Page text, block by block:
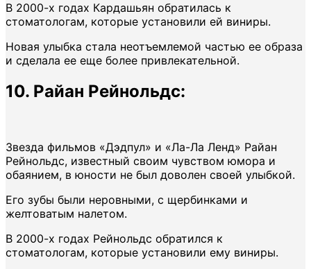
В 2000-х годах Кардашьян обратилась к
стоматологам, которые установили ей виниры.
Новая улыбка стала неотъемлемой частью ее образа
и сделала ее еще более привлекательной.
10. Райан Рейнольдс:
Звезда фильмов «Дэдпул» и «Ла-Ла Ленд» Райан
Рейнольдс, известный своим чувством юмора и
обаянием, в юности не был доволен своей улыбкой.
Его зубы были неровными, с щербинками и
желтоватым налетом.
В 2000-х годах Рейнольдс обратился к
стоматологам, которые установили ему виниры.